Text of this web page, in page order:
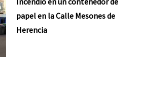
papel en la Calle Mesones de
Herencia